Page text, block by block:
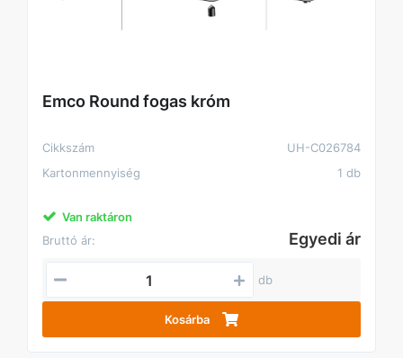
Emco Round fogas króm
Cikkszám
UH-C026784
Kartonmennyiség
1 db
Van raktáron
Bruttó ár:
Egyedi ár
db
Kosárba